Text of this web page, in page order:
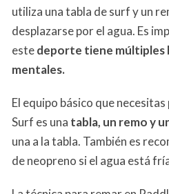
utiliza una tabla de surf y un
desplazarse por el agua. Es
estedeporte tiene múltiples
mentales.
El equipo básico que
Surf es una tabla, un remo y
una a la tabla. También es
de neopreno si el agua está